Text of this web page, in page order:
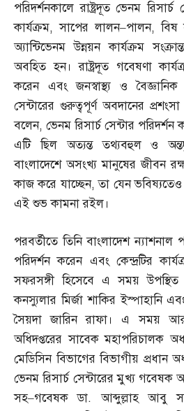
পরিদর্শনকালে রাষ্ট্রদূত ভেনম
কার্যক্রম,সাপের লালন–পালন,বিষ
অ্যান্টিভেনম উন্নয়ন কার্যক্রম
অবহিত হন। রাষ্ট্রদূত গবেষণা
করেন এবং জনস্বাস্থ্য ও
সেন্টারের গুরুত্বপূর্ণ অবদানের
বলেন, ভেনম রিসার্চ সেন্টার
এটি ছিল অত্যন্ত তথ্যবহুল ও
বাংলাদেশে অসংখ্য মানুষের জীবন
কাজ করে যাচ্ছেন,তা যেন
এই শুভ কামনা রইল।
পরবর্তীতে তিনি বাংলাদেশ
পরিদর্শন করেন এবং কেন্দ্রটির
সফরসঙ্গী হিসেবে এ সময় উপস্থিত
কনস্যুলার মির্জা শাকির ইস্পাহানি
সৈয়দা জারিন রাফা। এ সময় আরও
অধিদপ্তরের সাবেক মহাপরিচালক
মেডিসিন বিভাগের বিভাগীয় প্রধান
ভেনম রিসার্চ সেন্টারের মুখ্য গবেষক
সহ–গবেষক ডা.আব্দুল্লাহ আবু